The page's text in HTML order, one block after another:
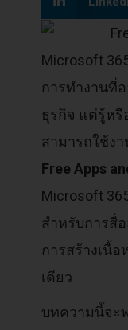
Microsoft
การทำงานที่
ธุรกิจ แต่รู้หรื
สามารถใช้ง
Free Apps
Microsoft
สำหรับการสื่
การสร้างเนื้
เดียว
บทความนี้จะ